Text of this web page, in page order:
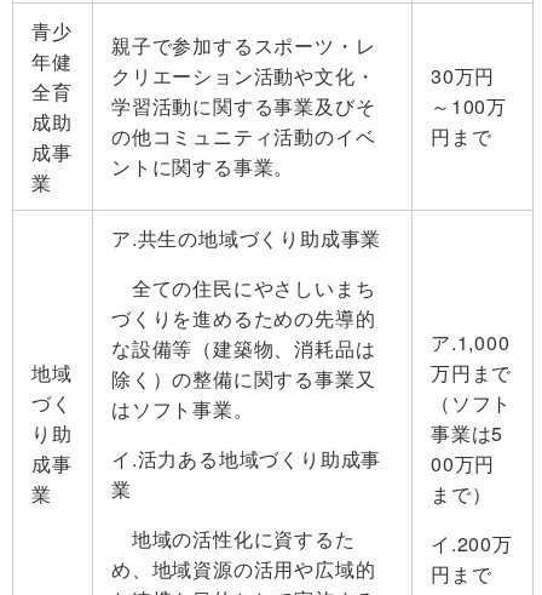
青少
年健
全育
成助
成事
業
親子で参加するスポーツ・レ
クリエーション活動や文化・
学習活動に関する事業及びそ
の他コミュニティ活動のイベ
ントに関する事業。
30万円
～100万
円まで
地域
づく
り助
成事
業
ア.共生の地域づくり助成事業
全ての住民にやさしいまち
づくりを進めるための先導的
な設備等（建築物、消耗品は
除く）の整備に関する事業又
はソフト事業。
イ.活力ある地域づくり助成事
業
地域の活性化に資するた
め、地域資源の活用や広域的
ア.1,000
万円まで
（ソフト
事業は5
00万円
まで）
イ.200万
円まで